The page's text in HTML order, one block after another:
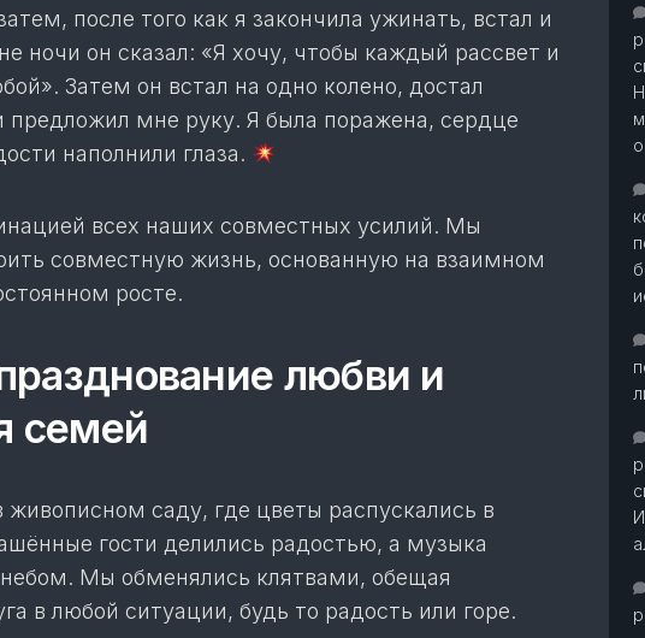
после того как я закончила ужинать, встал и
ночи он сказал: «Я хочу, чтобы каждый рассвет и
Затем он встал на одно колено, достал
предложил мне руку. Я была поражена, сердце
наполнили глаза.
всех наших совместных усилий. Мы
совместную жизнь, основанную на взаимном
росте.
любви и
семей
саду, где цветы распускались в
гости делились радостью, а музыка
Мы обменялись клятвами, обещая
в любой ситуации, будь то радость или горе.